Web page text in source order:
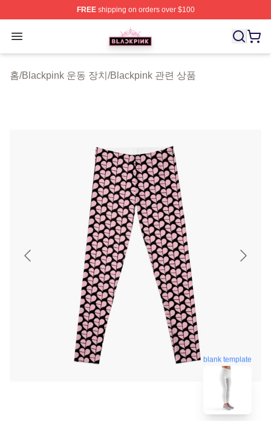
FREEshipping on orders over $100
Open menu
BLACKPINK Shop - Official BLACKPINK Merchandise
홈/Blackpink 운동 장치 /Blackpink 관련 상품
blank template